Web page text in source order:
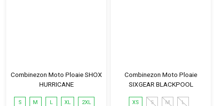
Combinezon Moto Ploaie SHOX
HURRICANE
S M L XL 2XL
Combinezon Moto Ploaie
SIXGEAR BLACKPOOL
XS S M L